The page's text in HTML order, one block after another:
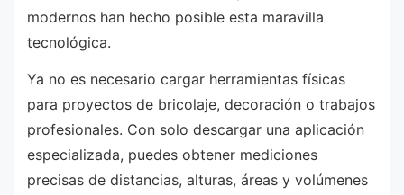
modernos han hecho posible esta maravilla
tecnológica.
Ya no es necesario cargar herramientas físicas
para proyectos de bricolaje, decoración o trabajos
profesionales. Con solo descargar una aplicación
especializada, puedes obtener mediciones
precisas de distancias, alturas, áreas y volúmenes